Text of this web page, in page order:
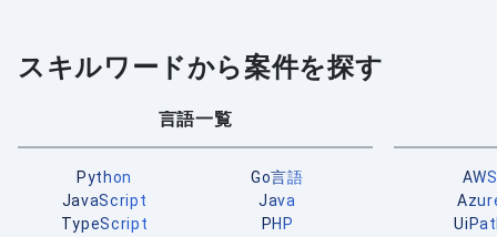
スキルワードから案件を探す
言語一覧
Python
Go言語
JavaScript
Java
TypeScript
PHP
AWS